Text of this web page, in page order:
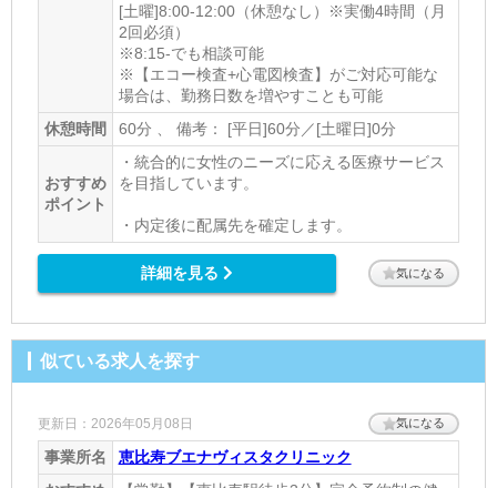
[土曜]8:00-12:00（休憩なし）※実働4時間（月
2回必須）
※8:15-でも相談可能
※【エコー検査+心電図検査】がご対応可能な
場合は、勤務日数を増やすことも可能
休憩時間
60分 、 備考： [平日]60分／[土曜日]0分
おすすめ
ポイント
・統合的に女性のニーズに応える医療サービス
を目指しています。
・内定後に配属先を確定します。
詳細を見る 気になる
似ている求人を探す
更新日：2026年05月08日 気になる
事業所名
恵比寿ブエナヴィスタクリニック